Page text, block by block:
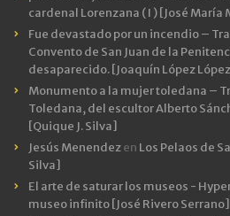
cardenal Lorenzana ( I ) [José María
Fue devastado por un incendio –
Convento de San Juan de la
desaparecido. [Joaquín López
Monumento a la mujer toledana –
Toledana, del escultor Alberto
[Quique J. Silva]
Jesús Menendezen Los Pelaos de
Silva]
El arte de saturar los museos -
museo infinito [José Rivero Serrano]